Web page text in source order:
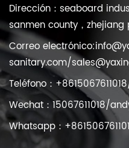
Dirección：seaboard
sanmen county，zhejiang
Correo electrónico:
sanitary.com/
Teléfono：
Wechat：15067611018/
Whatsapp：